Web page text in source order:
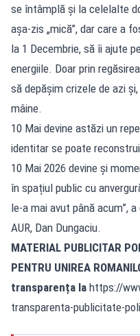
se întâmplă și la celelalte
așa-zis „mică”, dar care a
la 1 Decembrie, să îi ajute
energiile. Doar prin
să depășim crizele de azi
mâine.
10 Mai devine astăzi un
identitar se poate
10 Mai 2026 devine și
în spațiul public cu
le-a mai avut până acum”,
AUR, Dan Dungaciu.
MATERIAL PUBLICITAR
PENTRU UNIREA
transparența la https://
transparenta-publicitate-